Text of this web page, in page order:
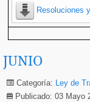
Resoluciones
JUNIO
Categoría: Ley de
Publicado: 03 Mayo